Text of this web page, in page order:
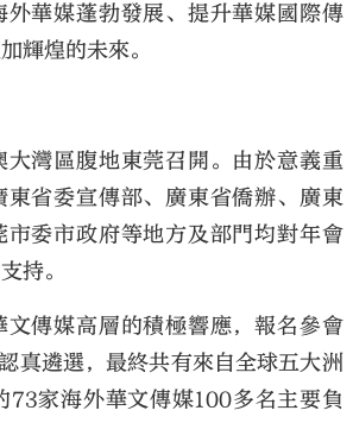
外華媒蓬勃發展、提升華媒國際傳
輝煌的未來。
大灣區腹地東莞召開。由於意義重
東省委宣傳部、廣東省僑辦、廣東
市委市政府等地方及部門均對年會
持。
文傳媒高層的積極響應，報名參會
真遴選，最終共有來自全球五大洲
73家海外華文傳媒100多名主要負